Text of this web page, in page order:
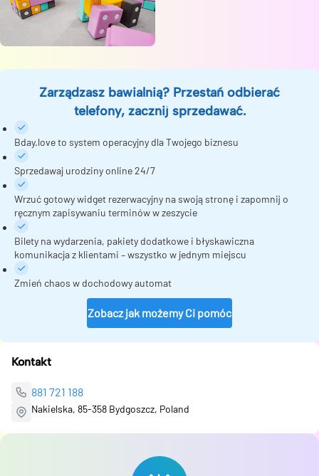
Zarządzasz bawialnią? Przestań odbierać
telefony, zacznij sprzedawać.
Bday.love to system operacyjny dla Twojego biznesu
Sprzedawaj urodziny online 24/7
Wrzuć gotowy widget rezerwacyjny na swoją stronę i zapomnij o
ręcznym zapisywaniu terminów w zeszycie
Bilety na wydarzenia, pakiety dodatkowe i błyskawiczna
komunikacja z klientami – wszystko w jednym miejscu
Zmień chaos w dochodowy automat
Zobacz jak możemy Ci pomóc
Kontakt
881 721 188
Nakielska, 85-358 Bydgoszcz, Poland